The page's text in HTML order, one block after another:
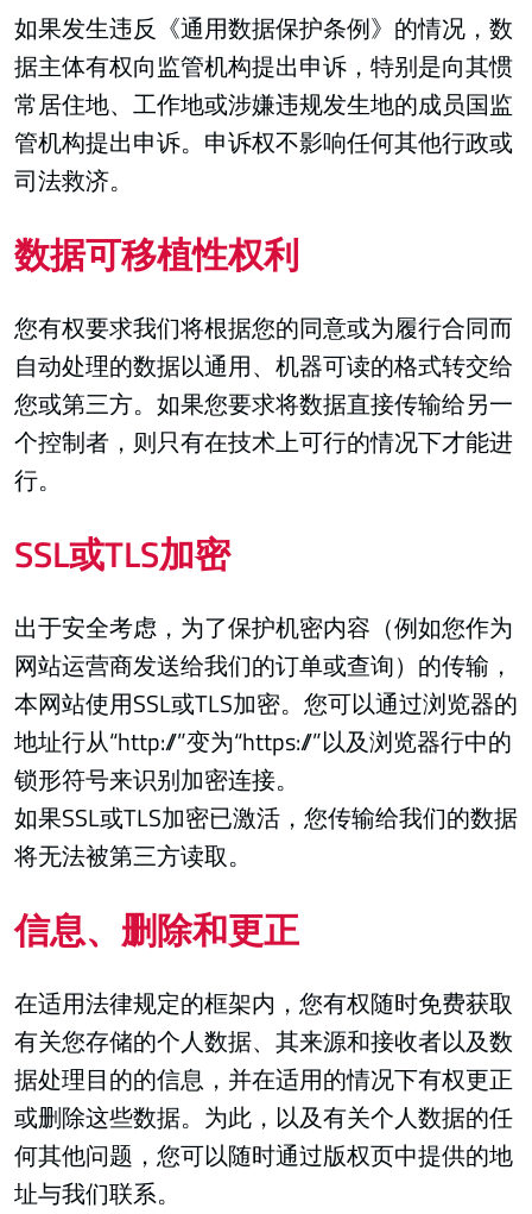
如果发生违反《通用数据保护条例》的情况，数
据主体有权向监管机构提出申诉，特别是向其惯
常居住地、工作地或涉嫌违规发生地的成员国监
管机构提出申诉。申诉权不影响任何其他行政或
司法救济。
数据可移植性权利
您有权要求我们将根据您的同意或为履行合同而
自动处理的数据以通用、机器可读的格式转交给
您或第三方。如果您要求将数据直接传输给另一
个控制者，则只有在技术上可行的情况下才能进
行。
SSL或TLS加密
出于安全考虑，为了保护机密内容（例如您作为
网站运营商发送给我们的订单或查询）的传输，
本网站使用SSL或TLS加密。您可以通过浏览器的
地址行从“http://”变为“https://”以及浏览器行中的
锁形符号来识别加密连接。
如果SSL或TLS加密已激活，您传输给我们的数据
将无法被第三方读取。
信息、删除和更正
在适用法律规定的框架内，您有权随时免费获取
有关您存储的个人数据、其来源和接收者以及数
据处理目的的信息，并在适用的情况下有权更正
或删除这些数据。为此，以及有关个人数据的任
何其他问题，您可以随时通过版权页中提供的地
址与我们联系。